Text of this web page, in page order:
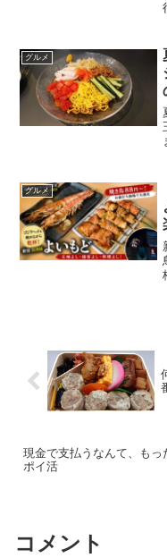
グルメ
グルメ
現金で支払うなんて、もっ
ポイ活
コメント